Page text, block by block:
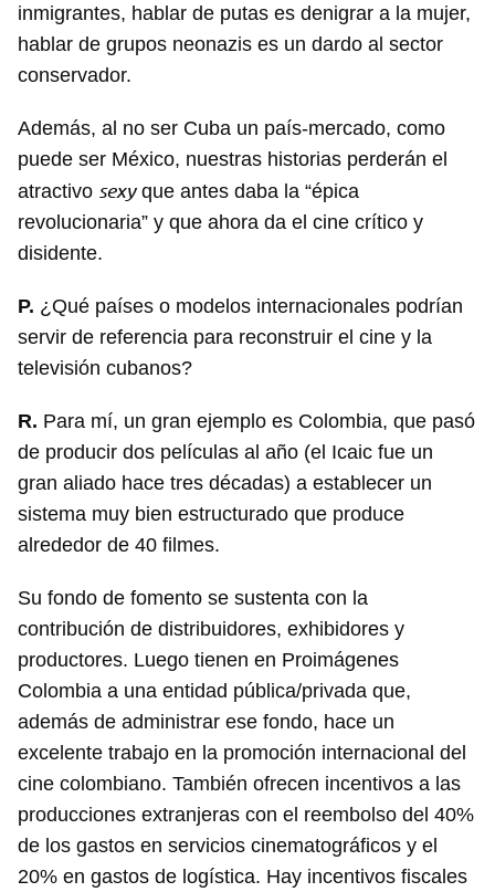
inmigrantes, hablar de putas es denigrar a la mujer,
hablar de grupos neonazis es un dardo al sector
conservador.
Además, al no ser Cuba un país-mercado, como
puede ser México, nuestras historias perderán el
atractivo sexyque antes daba la “épica
revolucionaria” y que ahora da el cine crítico y
disidente.
P. ¿Qué países o modelos internacionales podrían
servir de referencia para reconstruir el cine y la
televisión cubanos?
R. Para mí, un gran ejemplo es Colombia, que pasó
de producir dos películas al año (el Icaic fue un
gran aliado hace tres décadas) a establecer un
sistema muy bien estructurado que produce
alrededor de 40 filmes.
Su fondo de fomento se sustenta con la
contribución de distribuidores, exhibidores y
productores. Luego tienen en Proimágenes
Colombia a una entidad pública/privada que,
además de administrar ese fondo, hace un
excelente trabajo en la promoción internacional del
cine colombiano. También ofrecen incentivos a las
producciones extranjeras con el reembolso del 40%
de los gastos en servicios cinematográficos y el
20% en gastos de logística. Hay incentivos fiscales